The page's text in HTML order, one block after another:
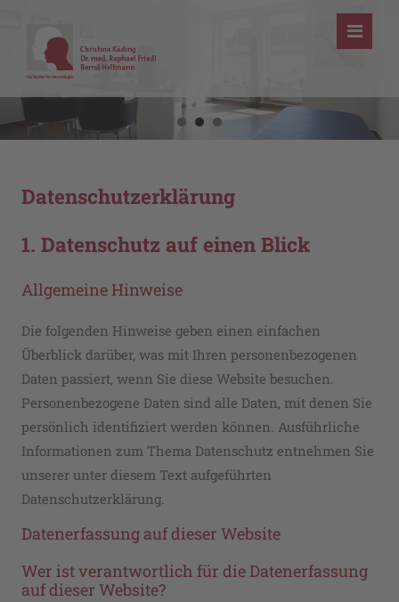
Datenschutzerklärung
1. Datenschutz auf einen Blick
Allgemeine Hinweise
Die folgenden Hinweise geben einen einfachen
Überblick darüber, was mit Ihren personenbezogenen
Daten passiert, wenn Sie diese Website besuchen.
Personenbezogene Daten sind alle Daten, mit denen Sie
persönlich identifiziert werden können. Ausführliche
Informationen zum Thema Datenschutz entnehmen Sie
unserer unter diesem Text aufgeführten
Datenschutzerklärung.
Datenerfassung auf dieser Website
Wer ist verantwortlich für die Datenerfassung
auf dieser Website?